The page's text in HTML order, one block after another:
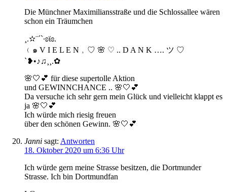
Die Münchner Maximiliansstraße und die Schlossallee wären
schon ein Träumchen
¸.✫¨´`·ʚϊɞ.
﹙๑ V I E L E N﹐♡ 🌸 ♡ .. D A N K …. ツ ♡
`❥•♪♫¸¸.✿
🌸🤍💕 für diese supertolle Aktion
und GEWINNCHANCE .. 🌸🤍💕
Da versuche ich sehr gern mein Glück und vielleicht klappt es
ja 🌸🤍💕
Ich würde mich riesig freuen
über den schönen Gewinn. 🌸🤍💕
Janni sagt: Antworten
18. Oktober 2020 um 6:36 Uhr
Ich würde gern meine Strasse besitzen, die Dortmunder
Strasse. Ich bin Dortmundfan